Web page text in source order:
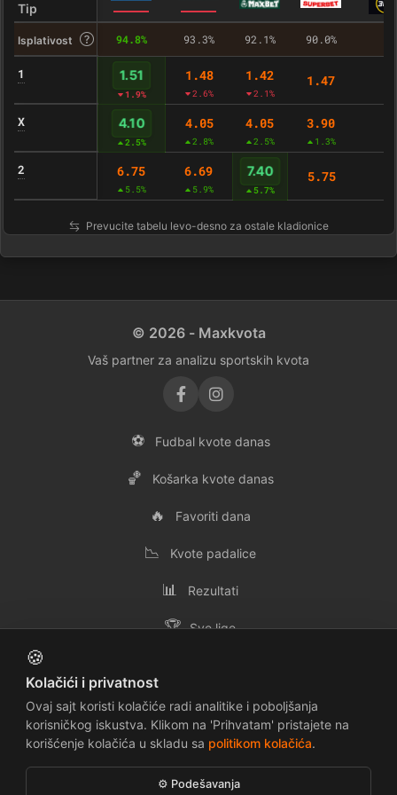
Tip
Isplativost 94.8% 93.3% 92.1% 90.0%
1 1.51
1.9%
1.48
2.6%
1.42
2.1%
1.47
X 4.10
2.5%
4.05
2.8%
4.05
2.5%
3.90
1.3%
2 6.75
5.5%
6.69
5.9%
7.40
5.7%
5.75
Prevucite tabelu levo-desno za ostale kladionice
© 2026 - Maxkvota
Vaš partner za analizu sportskih kvota
⚽ Fudbal kvote danas
🏀 Košarka kvote danas
🔥 Favoriti dana
📉 Kvote padalice
📊 Rezultati
🏆 Sve lige
✉️ Kontakt
📜 Uslovi korišćenja 🔒
🍪
Kolačići i privatnost
Ovaj sajt koristi kolačiće radi analitike i poboljšanja
korisničkog iskustva. Klikom na 'Prihvatam' pristajete na
korišćenje kolačića u skladu sa politikom kolačića.
⚙️ Podešavanja